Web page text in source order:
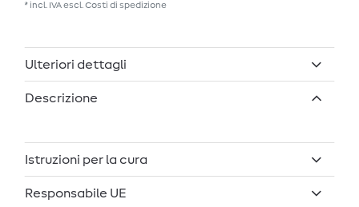
* incl. IVA escl.Costi di spedizione
Ulteriori dettagli
Descrizione
Istruzioni per la cura
Responsabile UE